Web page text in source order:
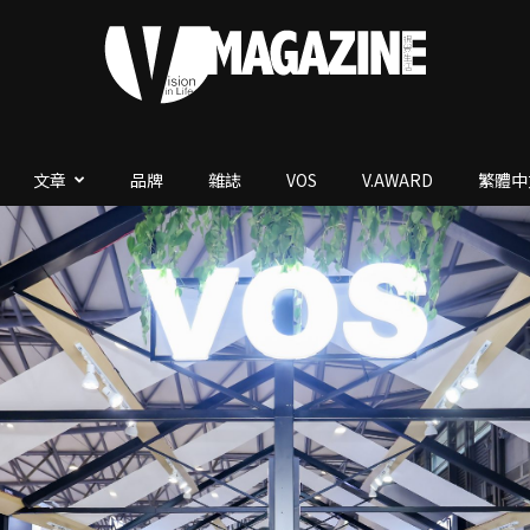
V.Magazine
文章 品牌 雜誌 VOS V.AWARD 繁體